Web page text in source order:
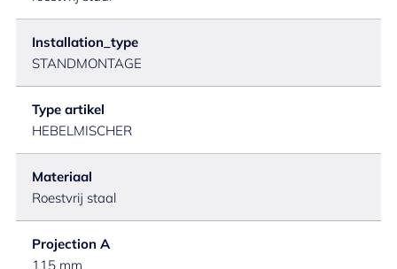
Installation_type
STANDMONTAGE
Type artikel
HEBELMISCHER
Materiaal
Roestvrij staal
Projection A
115 mm